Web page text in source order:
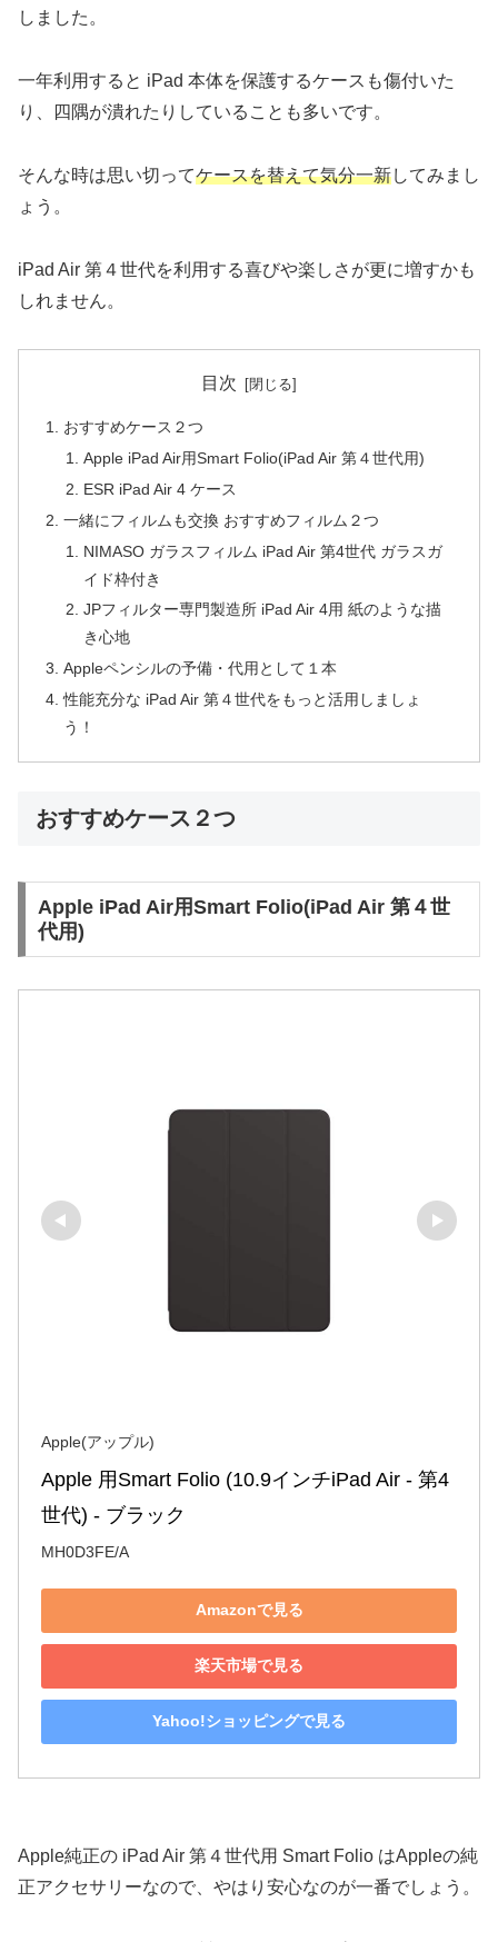
しました。
一年利用すると iPad 本体を保護するケースも傷付いた
り、四隅が潰れたりしていることも多いです。
そんな時は思い切ってケースを替えて気分一新してみまし
ょう。
iPad Air 第４世代を利用する喜びや楽しさが更に増すかも
しれません。
目次
おすすめケース２つ
Apple iPad Air用Smart Folio(iPad Air 第４世代用)
ESR iPad Air 4 ケース
一緒にフィルムも交換 おすすめフィルム２つ
NIMASO ガラスフィルム iPad Air 第4世代 ガラスガ
イド枠付き
JPフィルター専門製造所 iPad Air 4用 紙のような描
き心地
Appleペンシルの予備・代用として１本
性能充分な iPad Air 第４世代をもっと活用しましょ
う！
おすすめケース２つ
Apple iPad Air用Smart Folio(iPad Air 第４世
代用)
Apple(アップル)
Apple 用Smart Folio (10.9インチiPad Air - 第4
世代) - ブラック
MH0D3FE/A
Amazonで見る
楽天市場で見る
Yahoo!ショッピングで見る
Apple純正の iPad Air 第４世代用 Smart Folio はAppleの純
正アクセサリーなので、やはり安心なのが一番でしょう。